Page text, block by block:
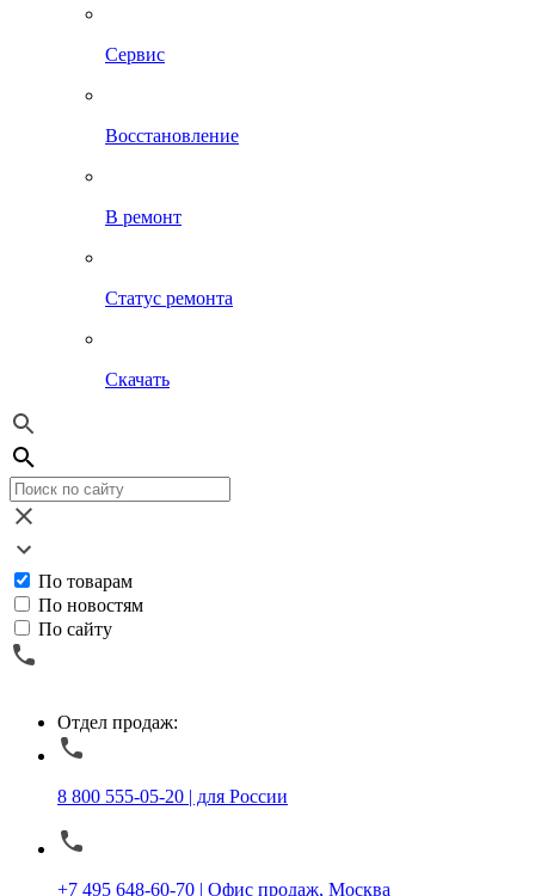
Сервис
Восстановление
В ремонт
Статус ремонта
Скачать
По товарам
По новостям
По сайту
Отдел продаж:
8 800 555-05-20 | для России
+7 495 648-60-70 | Офис продаж, Москва